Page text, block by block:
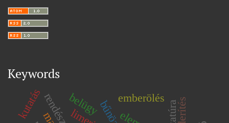
Keywords
rendészet emberölés
belügy
kutatás